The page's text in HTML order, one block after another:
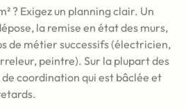
? Exigez un planning clair. Un
la remise en état des murs,
de métier successifs (électricien,
peintre). Sur la plupart des
de coordination qui est bâclée et